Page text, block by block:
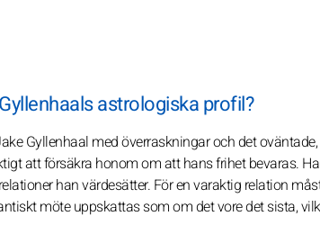
astrologiska profil?
Gyllenhaal med överraskningar och det
att försäkra honom om att hans frihet bevaras.
han värdesätter. För en varaktig relation
möte uppskattas som om det vore det sista,